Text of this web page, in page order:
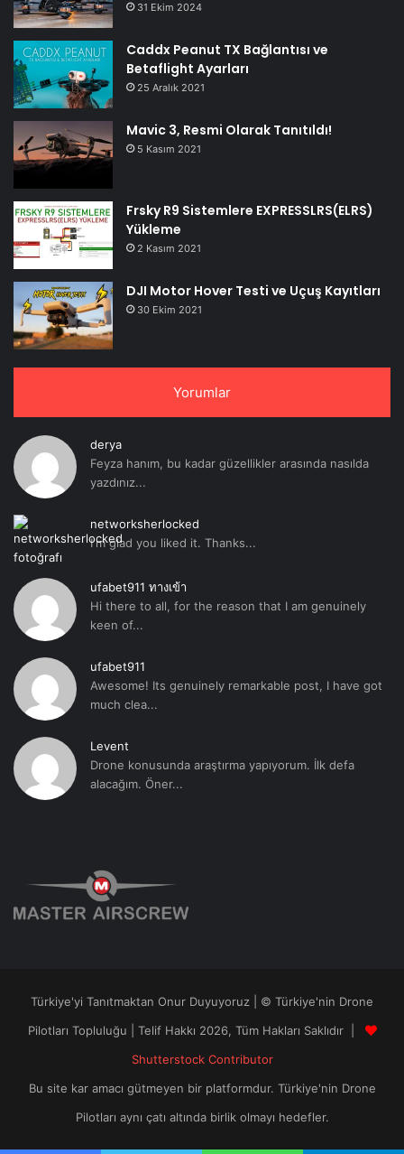
31 Ekim 2024
Caddx Peanut TX Bağlantısı ve
Betaflight Ayarları
25 Aralık 2021
Mavic 3, Resmi Olarak Tanıtıldı!
5 Kasım 2021
Frsky R9 Sistemlere EXPRESSLRS(ELRS)
Yükleme
2 Kasım 2021
DJI Motor Hover Testi ve Uçuş Kayıtları
30 Ekim 2021
Yorumlar
derya
Feyza hanım, bu kadar güzellikler arasında nasılda
yazdınız...
networksherlocked
I'm glad you liked it. Thanks...
ufabet911 ทางเข้า
Hi there to all, for the reason that I am genuinely
keen of...
ufabet911
Awesome! Its genuinely remarkable post, I have got
much clea...
Levent
Drone konusunda araştırma yapıyorum. İlk defa
alacağım. Öner...
Türkiye'yi Tanıtmaktan Onur Duyuyoruz | © Türkiye'nin Drone
Pilotları Topluluğu | Telif Hakkı 2026, Tüm Hakları Saklıdır |
Shutterstock Contributor
Bu site kar amacı gütmeyen bir platformdur. Türkiye'nin Drone
Pilotları aynı çatı altında birlik olmayı hedefler.